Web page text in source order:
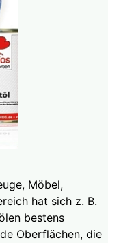
Möbel,
hat sich z. B.
bestens
Oberflächen, die